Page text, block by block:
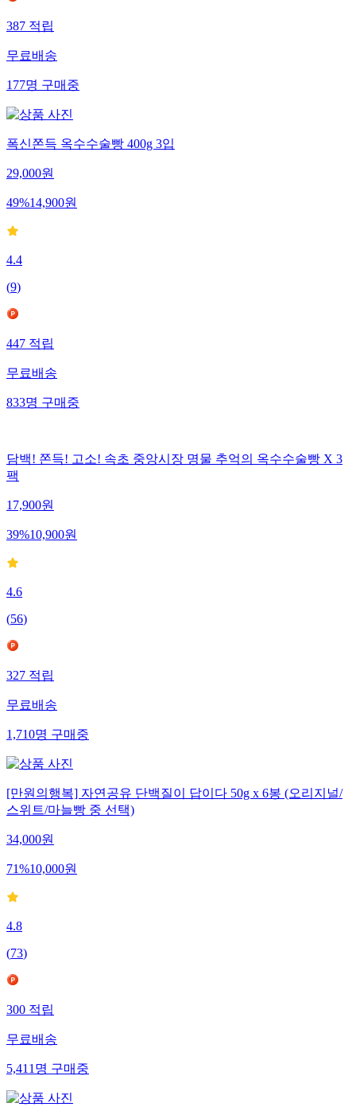
387적립
무료배송
177명구매중
폭신쫀득 옥수수술빵 400g 3입
29,000원
49%14,900원
4.4
(9)
447적립
무료배송
833명구매중
담백! 쫀득! 고소! 속초 중앙시장 명물 추억의 옥수수술빵 X 3
팩
17,900원
39%10,900원
4.6
(56)
327적립
무료배송
1,710명구매중
[만원의행복] 자연공유 단백질이 답이다 50g x 6봉 (오리지널/
스위트/마늘빵 중 선택)
34,000원
71%10,000원
4.8
(73)
300적립
무료배송
5,411명구매중